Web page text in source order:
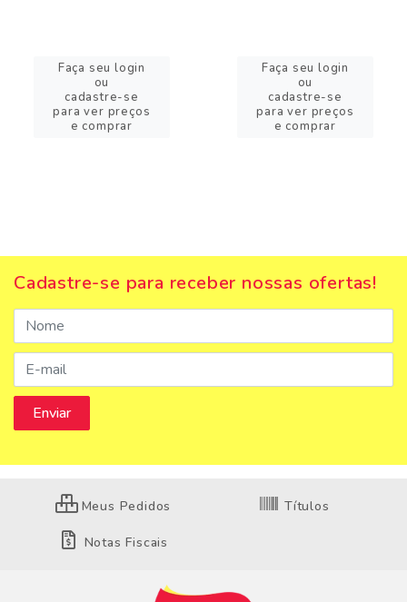
Faça seu login
ou
cadastre-se
para ver preços
e comprar
Faça seu login
ou
cadastre-se
para ver preços
e comprar
Cadastre-se para receber nossas ofertas!
Meus Pedidos Títulos
Notas Fiscais